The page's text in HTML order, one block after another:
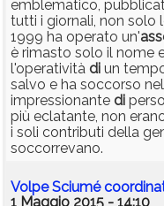
emblematico,
tutti i giornali, non solo
1999 ha operato un'
è rimasto solo il nome
l'operatività di un
salvo e ha soccorso
impressionante di
più eclatante, non
i soli contributi della
soccorrevano.
Volpe Sciumé
1 Maggio 2015 - 14:10